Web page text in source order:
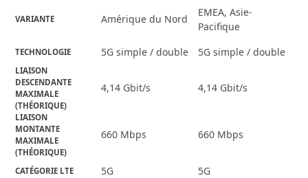
VARIANTE Amérique du Nord
EMEA, Asie-
Pacifique
TECHNOLOGIE 5G simple / double 5G simple / double
LIAISON
DESCENDANTE
MAXIMALE
(THÉORIQUE)
4,14 Gbit/s 4,14 Gbit/s
LIAISON
MONTANTE
MAXIMALE
(THÉORIQUE)
660 Mbps 660 Mbps
CATÉGORIE LTE 5G 5G